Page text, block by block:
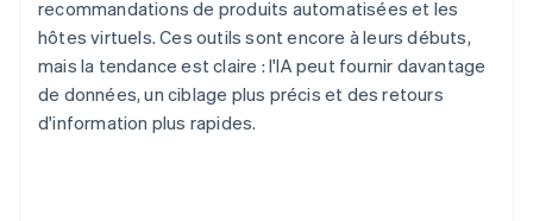
recommandations de produits automatisées et les
hôtes virtuels. Ces outils sont encore à leurs débuts,
mais la tendance est claire : l'IA peut fournir davantage
de données, un ciblage plus précis et des retours
d'information plus rapides.